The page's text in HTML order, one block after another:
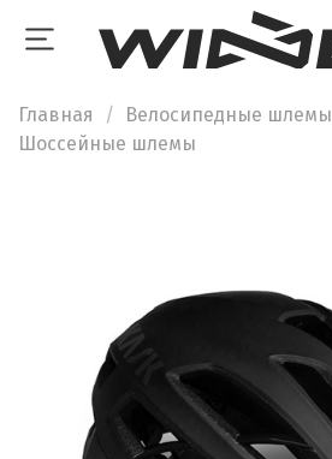
Главная
Велосипедные шлемы
Шоссейные шлемы